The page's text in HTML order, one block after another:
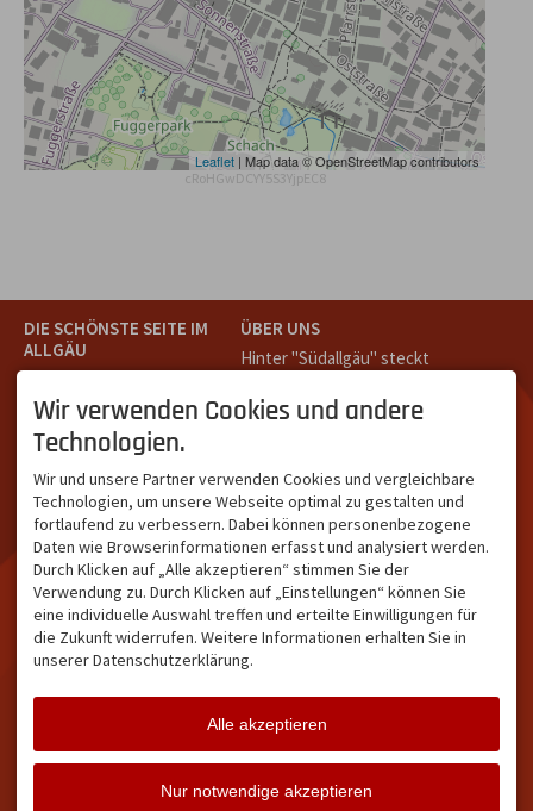
Leaflet | Map data © OpenStreetMap contributors
cRoHGwDCYY5S3YjpEC8
DIE SCHÖNSTE SEITE IM
ALLGÄU
Teil des Oberallgäus. Es
verbindet die Tourismus-
Destinationen Oberstdorf,
Kleinwalsertal und beliebte
Urlaubsziele wie die
Hörnerdörfer, Alpsee-
Grünten, Oberstaufen oder
Wertach im Allgäu.
ÜBER UNS
Hinter "Südallgäu" steckt
Oberstdorf.
Unser Ziel ist ein attraktives
Leistungsträger im
südlichen Oberallgäu eine
starke Plattform bietet.
NETZWERK & REICHWEITE
ca. 36.700 Abos bei
Instagram
Facebook Instagram Twitter
Wir verwenden Cookies und andere
Technologien.
Wir und unsere Partner verwenden Cookies und vergleichbare
Technologien, um unsere Webseite optimal zu gestalten und
fortlaufend zu verbessern. Dabei können personenbezogene
Daten wie Browserinformationen erfasst und analysiert werden.
Durch Klicken auf „Alle akzeptieren“ stimmen Sie der
Verwendung zu. Durch Klicken auf „Einstellungen“ können Sie
eine individuelle Auswahl treffen und erteilte Einwilligungen für
die Zukunft widerrufen. Weitere Informationen erhalten Sie in
unserer Datenschutzerklärung.
Alle akzeptieren
Nur notwendige akzeptieren